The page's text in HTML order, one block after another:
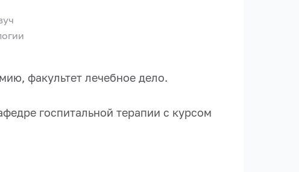
факультет лечебное дело.
госпитальной терапии с курсом